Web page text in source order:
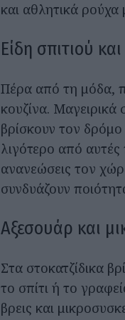
και αθλητικά
Είδη σπιτιού
Πέρα από τη μόδα,
κουζίνα. Μαγειρικά
βρίσκουν τον
λιγότερο από
ανανεώσεις τον
συνδυάζουν
Αξεσουάρ και
Στα στοκατζίδικα
το σπίτι ή το
βρεις και